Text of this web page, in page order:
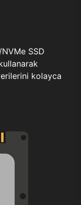
SSD
kolayca